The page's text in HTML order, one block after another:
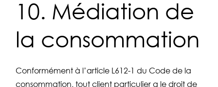
10. Médiation de
la consommation
Conformément à l’article L612-1 du Code de la
consommation, tout client particulier a le droit de